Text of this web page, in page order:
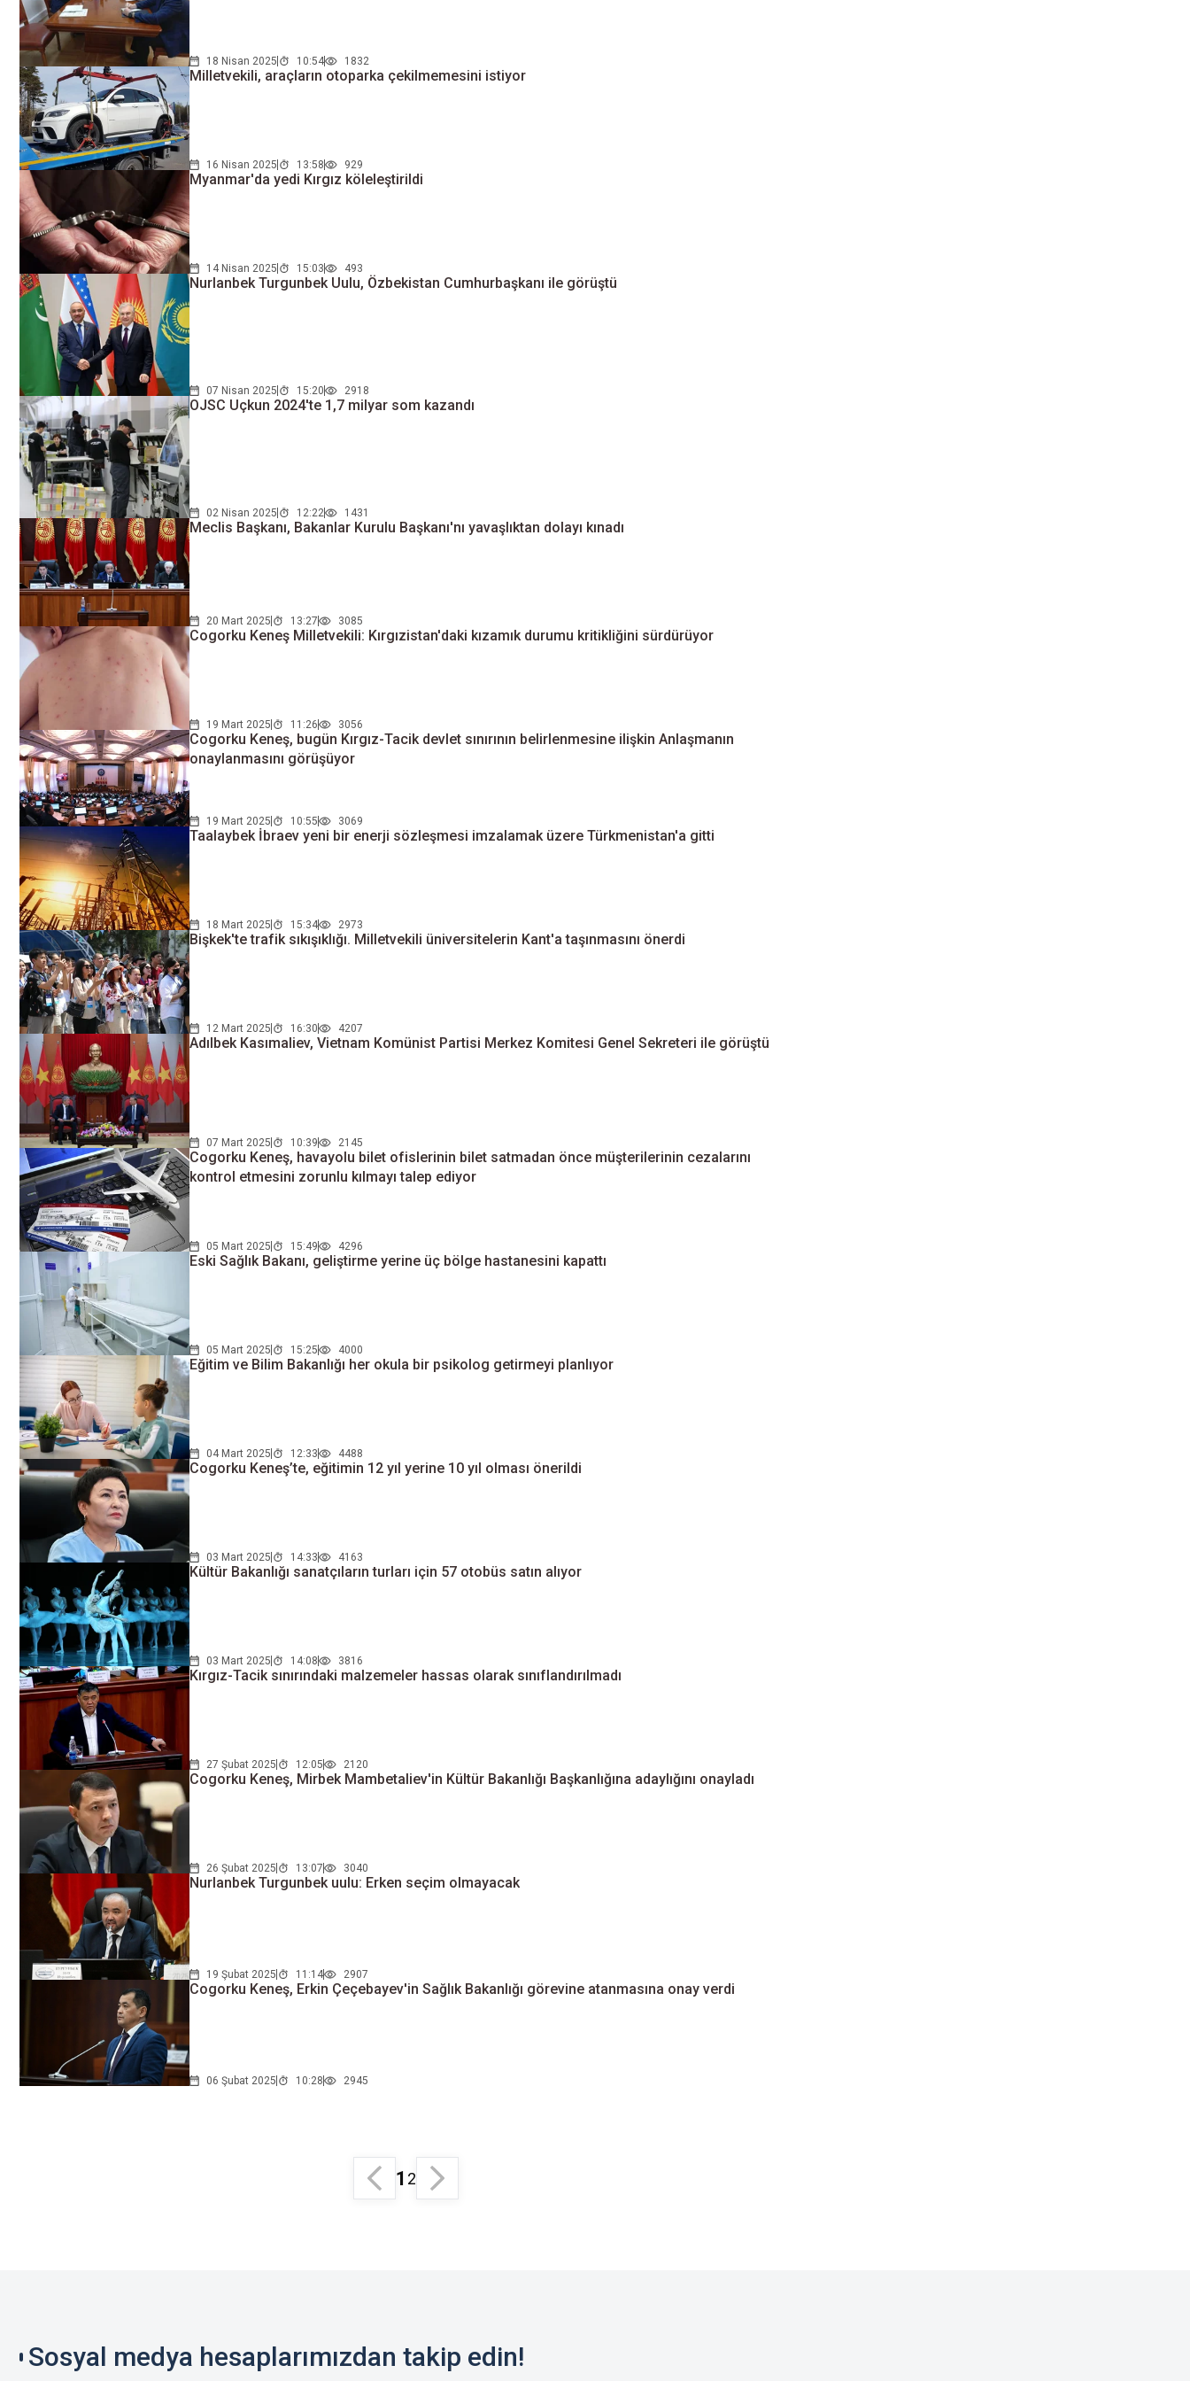
18 Nisan 2025 10:54 1832
Milletvekili, araçların otoparka çekilmemesini istiyor
16 Nisan 2025 13:58 929
Myanmar'da yedi Kırgız köleleştirildi
14 Nisan 2025 15:03 493
Nurlanbek Turgunbek Uulu, Özbekistan Cumhurbaşkanı ile görüştü
07 Nisan 2025 15:20 2918
OJSC Uçkun 2024'te 1,7 milyar som kazandı
02 Nisan 2025 12:22 1431
Meclis Başkanı, Bakanlar Kurulu Başkanı'nı yavaşlıktan dolayı kınadı
20 Mart 2025 13:27 3085
Cogorku Keneş Milletvekili: Kırgızistan'daki kızamık durumu kritikliğini sürdürüyor
19 Mart 2025 11:26 3056
Cogorku Keneş, bugün Kırgız-Tacik devlet sınırının belirlenmesine ilişkin Anlaşmanın
onaylanmasını görüşüyor
19 Mart 2025 10:55 3069
Taalaybek İbraev yeni bir enerji sözleşmesi imzalamak üzere Türkmenistan'a gitti
18 Mart 2025 15:34 2973
Bişkek'te trafik sıkışıklığı. Milletvekili üniversitelerin Kant'a taşınmasını önerdi
12 Mart 2025 16:30 4207
Adılbek Kasımaliev, Vietnam Komünist Partisi Merkez Komitesi Genel Sekreteri ile görüştü
07 Mart 2025 10:39 2145
Cogorku Keneş, havayolu bilet ofislerinin bilet satmadan önce müşterilerinin cezalarını
kontrol etmesini zorunlu kılmayı talep ediyor
05 Mart 2025 15:49 4296
Eski Sağlık Bakanı, geliştirme yerine üç bölge hastanesini kapattı
05 Mart 2025 15:25 4000
Eğitim ve Bilim Bakanlığı her okula bir psikolog getirmeyi planlıyor
04 Mart 2025 12:33 4488
Cogorku Keneş’te, eğitimin 12 yıl yerine 10 yıl olması önerildi
03 Mart 2025 14:33 4163
Kültür Bakanlığı sanatçıların turları için 57 otobüs satın alıyor
03 Mart 2025 14:08 3816
Kırgız-Tacik sınırındaki malzemeler hassas olarak sınıflandırılmadı
27 Şubat 2025 12:05 2120
Cogorku Keneş, Mirbek Mambetaliev'in Kültür Bakanlığı Başkanlığına adaylığını onayladı
26 Şubat 2025 13:07 3040
Nurlanbek Turgunbek uulu: Erken seçim olmayacak
19 Şubat 2025 11:14 2907
Cogorku Keneş, Erkin Çeçebayev'in Sağlık Bakanlığı görevine atanmasına onay verdi
06 Şubat 2025 10:28 2945
1 2
Sosyal medya hesaplarımızdan takip edin!